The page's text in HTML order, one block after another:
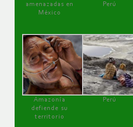
amenazadas en
México
Perú
Amazonía
defiende su
territorio
Perú